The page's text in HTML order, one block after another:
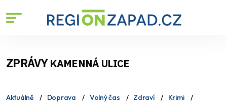
ZPRÁVYKAMENNÁ ULICE
Aktuálně Doprava Volný čas Zdraví
Krimi